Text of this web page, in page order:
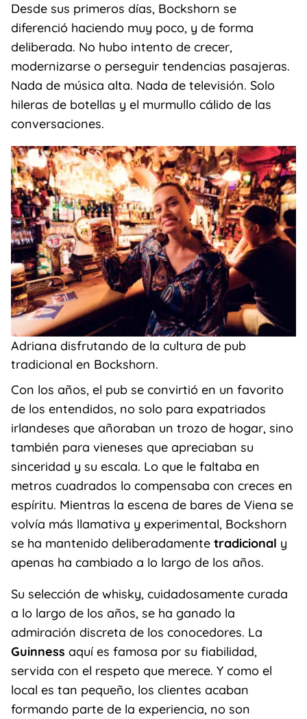
Desde sus primeros días, Bockshorn se
diferenció haciendo muy poco, y de forma
deliberada. No hubo intento de crecer,
modernizarse o perseguir tendencias pasajeras.
Nada de música alta. Nada de televisión. Solo
hileras de botellas y el murmullo cálido de las
conversaciones.
Adriana disfrutando de la cultura de pub
tradicional en Bockshorn.
Con los años, el pub se convirtió en un favorito
de los entendidos, no solo para expatriados
irlandeses que añoraban un trozo de hogar, sino
también para vieneses que apreciaban su
sinceridad y su escala. Lo que le faltaba en
metros cuadrados lo compensaba con creces en
espíritu. Mientras la escena de bares de Viena se
volvía más llamativa y experimental, Bockshorn
se ha mantenido deliberadamente tradicional y
apenas ha cambiado a lo largo de los años.
Su selección de whisky, cuidadosamente curada
a lo largo de los años, se ha ganado la
admiración discreta de los conocedores. La
Guinness aquí es famosa por su fiabilidad,
servida con el respeto que merece. Y como el
local es tan pequeño, los clientes acaban
formando parte de la experiencia, no son